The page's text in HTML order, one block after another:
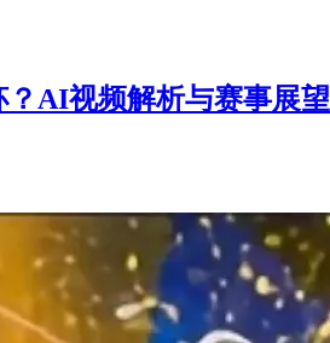
？AI视频解析与赛事展望